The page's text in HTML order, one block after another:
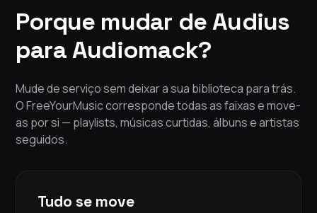
Porque mudar de Audius
para Audiomack?
Mude de serviço sem deixar a sua biblioteca para trás.
O FreeYourMusic corresponde todas as faixas e move-
as por si — playlists, músicas curtidas, álbuns e artistas
seguidos.
Tudo se move